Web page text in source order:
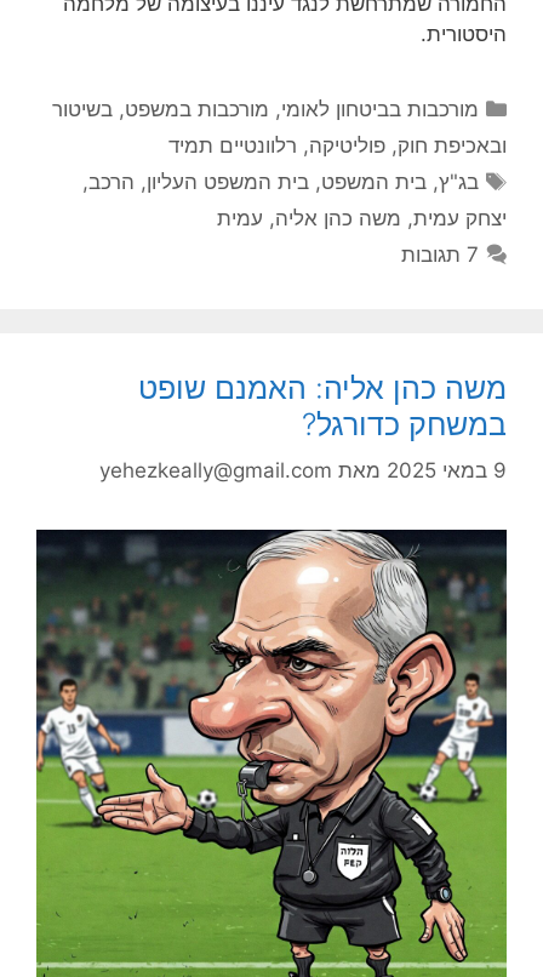
היסטורית.
קטגוריות
מורכבות בביטחון לאומי, מורכבות במשפט, בשיטור
ובאכיפת חוק, פוליטיקה, רלוונטיים תמיד
תגיות
בג"ץ,בית המשפט,בית המשפט העליון, הרכב,
יצחק עמית, משה כהן אליה, עמית
7 תגובות
משה כהן אליה: האמנם שופט
במשחק כדורגל?
9 במאי 2025 מאת yehezkeally@gmail.com